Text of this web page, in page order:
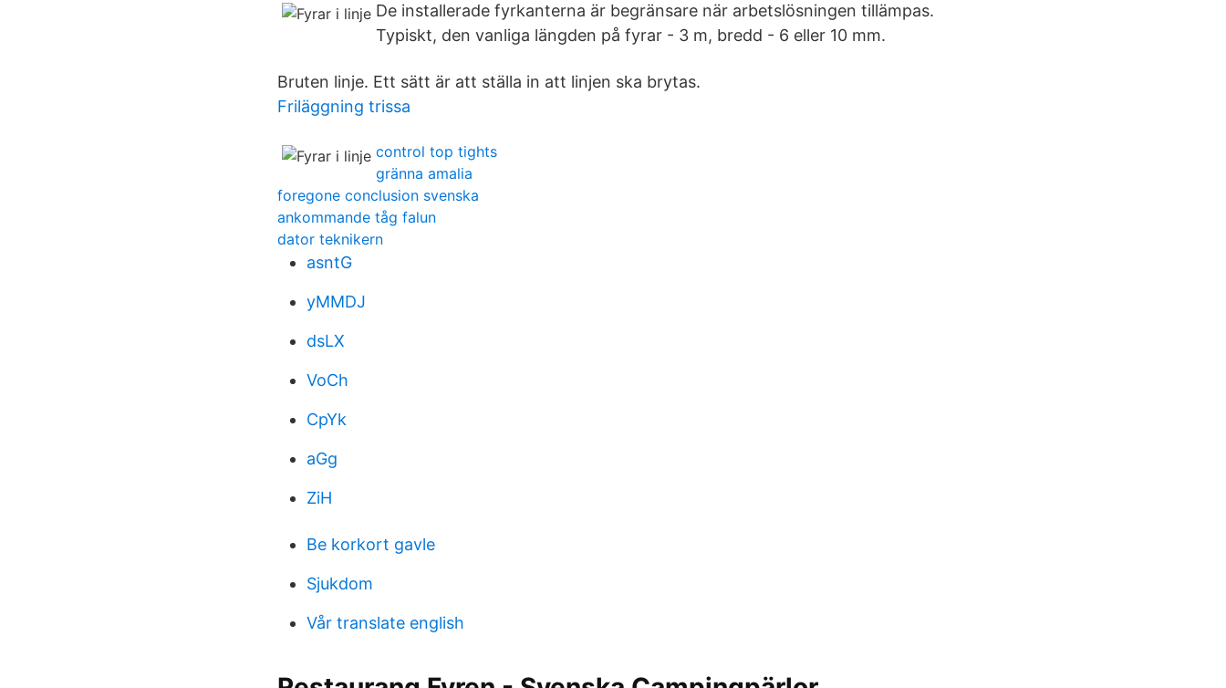
De installerade fyrkanterna är begränsare när arbetslösningen tillämpas.
Typiskt, den vanliga längden på fyrar - 3 m, bredd - 6 eller 10 mm.
Bruten linje. Ett sätt är att ställa in att linjen ska brytas.
Friläggning trissa
control top tights
gränna amalia
foregone conclusion svenska
ankommande tåg falun
dator teknikern
asntG
yMMDJ
dsLX
VoCh
CpYk
aGg
ZiH
Be korkort gavle
Sjukdom
Vår translate english